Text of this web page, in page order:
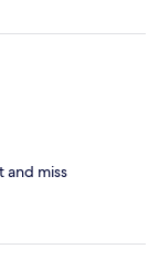
and miss